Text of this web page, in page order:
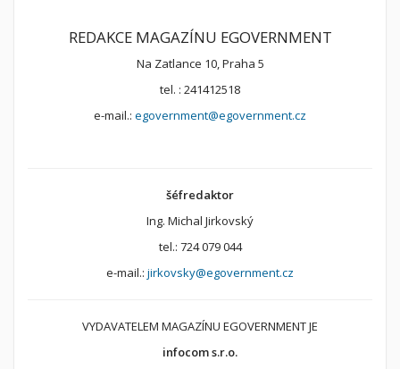
REDAKCE MAGAZÍNU EGOVERNMENT
Na Zatlance 10, Praha 5
tel. : 241412518
e-mail.: egovernment@egovernment.cz
šéfredaktor
Ing. Michal Jirkovský
tel.: 724 079 044
e-mail.: jirkovsky@egovernment.cz
VYDAVATELEM MAGAZÍNU EGOVERNMENT JE
infocom s.r.o.